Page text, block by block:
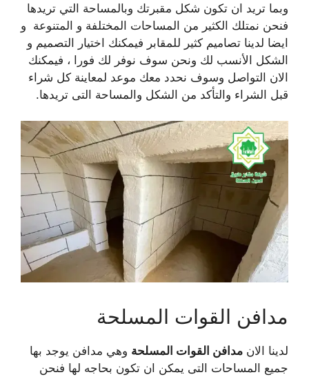
وبما تريد ان تكون شكل مقبرتك وبالمساحة التي تريدها
فنحن نمتلك الكثير من المساحات المختلفة و المتنوعة و
ايضا لدينا تصاميم كثير للمقابر فيمكنك اختيار التصميم و
الشكل الأنسب لك ونحن سوف نوفر لك فورا ، فيمكنك
الان التواصل وسوف نحدد معك موعد لمعاينة كل شراء
قبل الشراء والتأكد من الشكل والمساحة التى تريدها.
مدافن القوات المسلحة
لدينا الان مدافن القوات المسلحة وهي مدافن يوجد بها
جميع المساحات التى يمكن ان تكون بحاجه لها فنحن